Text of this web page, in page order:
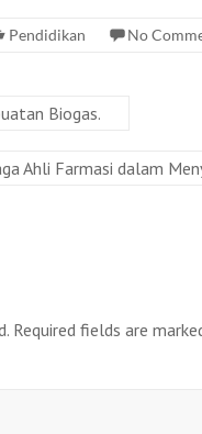
Pendidikan No
Biogas.
Ahli Farmasi dalam
Required fields are